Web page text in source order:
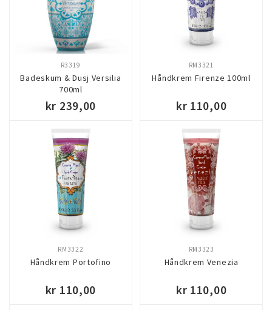
Badeskum & Dusj Versilia
700ml
R3319
kr 239,00
Håndkrem Firenze 100ml
RM3321
kr 110,00
Håndkrem Portofino
RM3322
kr 110,00
Håndkrem Venezia
RM3323
kr 110,00